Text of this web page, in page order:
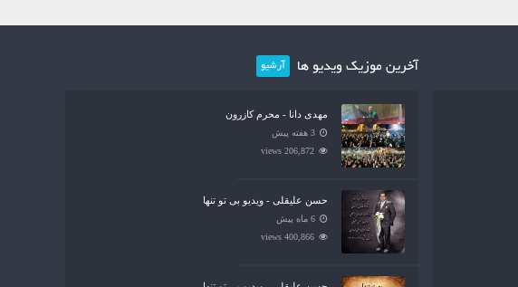
آخرین موزیک ویدیو ها آرشیو
مهدی دانا - محرم کازرون
3 هفته پیش
206,872 views
حسن علیقلی - ویدیو بی تو تنها
6 ماه پیش
400,866 views